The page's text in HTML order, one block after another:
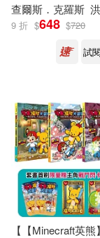
亞伯．艾
亞瑟．柯
傑弗瑞．
克里斯‧麥可
克里斯多夫
ADA(13)
Melo
世界圖書
查爾斯．克羅斯
9 折 $648 $720
試
【【Minecraft英